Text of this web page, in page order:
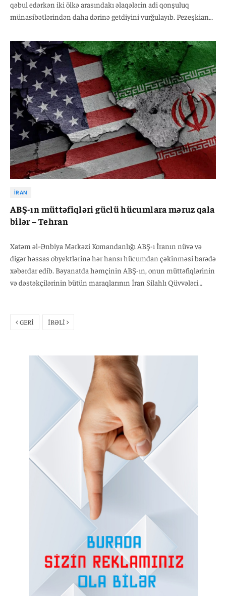
qəbul edərkən iki ölkə arasındakı əlaqələrin adi qonşuluq
münasibətlərindən daha dərinə getdiyini vurğulayıb. Pezeşkian
inteqrasiyanın gücləndirilməsinin və bölgədə sülh, təhlükəsizlik
və davamlı inkişafın təmin edilməsinin vacibliyini qeyd edib. O,
İraq və digər regional ölkələrlə iqtisadi, ticarət, elmi-texnoloji,
mədəni və siyasi sahələrdə qarşılıqlı əməkdaşlığın
genişləndirilməsinə İranın sadiqliyini vurğulayıb.
İRAN
ABŞ-ın müttəfiqləri güclü hücumlara məruz qala
bilər – Tehran
Xatəm əl-Ənbiya Mərkəzi Komandanlığı ABŞ-ı İranın nüvə və
digər həssas obyektlərinə hər hansı hücumdan çəkinməsi barədə
xəbərdar edib. Bəyanatda həmçinin ABŞ-ın, onun müttəfiqlərinin
və dəstəkçilərinin bütün maraqlarının İran Silahlı Qüvvələri
GERİ İRƏLİ